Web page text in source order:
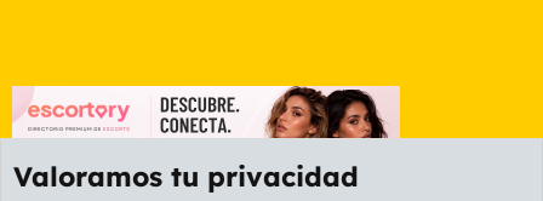
Valoramos tu privacidad